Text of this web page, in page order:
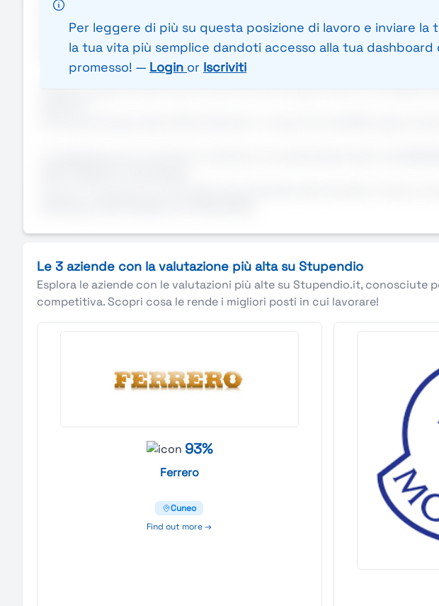
BANCONISTI/E (GASTRONOMIA, MACELLERIA, PESCHERIA ECC)
CASSIERI/E
ADDETTI/E SCAFFALI
BARISTI PER PUNTO RISTORO
Per leggere di più su questa posizione di lavoro e inviare
la tua vita più semplice dandoti accesso alla tua
promesso! — Login or Iscriviti
Le 3 aziende con la valutazione più alta su Stupendio
Esplora le aziende con le valutazioni più alte su Stupendio.it, conosciute
competitiva. Scopri cosa le rende i migliori posti in cui lavorare!
93%
Ferrero
Cuneo
Find out more →